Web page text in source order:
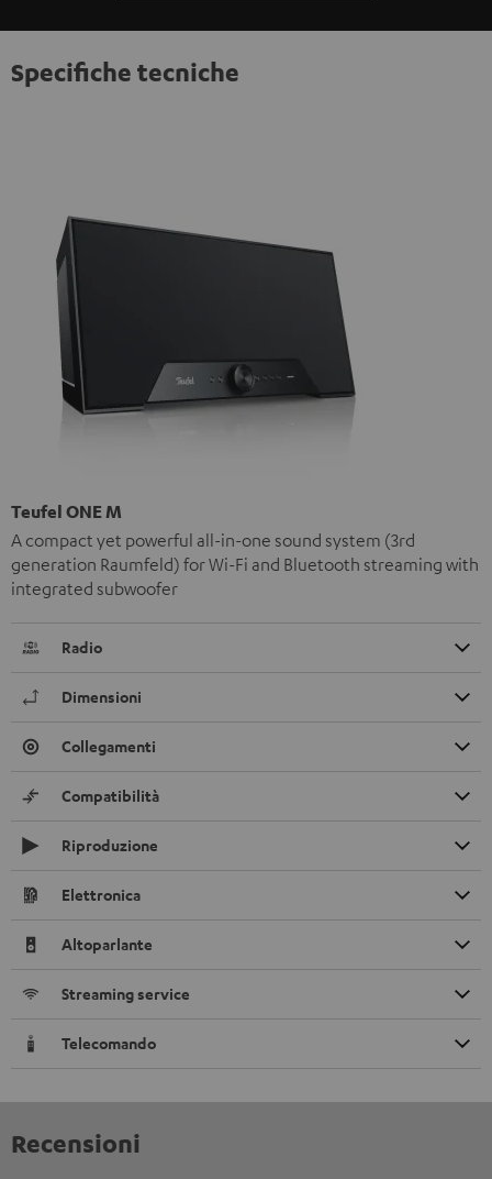
Specifiche tecniche
Teufel ONE M
A compact yet powerful all-in-one sound system (3rd
generation Raumfeld) for Wi-Fi and Bluetooth streaming with
integrated subwoofer
Radio
Dimensioni
Collegamenti
Compatibilità
Riproduzione
Elettronica
Altoparlante
Streaming service
Telecomando
Recensioni